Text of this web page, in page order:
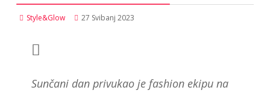
Style&Glow 27 Svibanj 2023
Sunčani dan privukao je fashion ekipu na